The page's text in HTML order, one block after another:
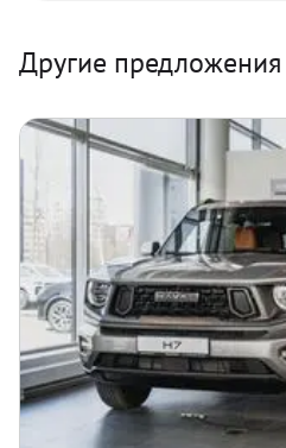
Другие предложения